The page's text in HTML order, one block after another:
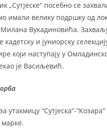
„Сутјеске“ посебно се
имали велику подршку од
Вукадиновића.
кадетску и јуниорску
који наступају у
је Васиљевић.
утакмицу “Сутјеска”-